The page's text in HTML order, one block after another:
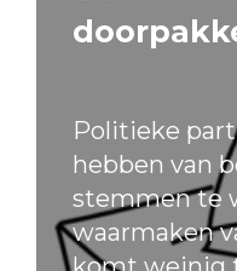
Politieke
hebben van
stemmen te
waarmaken